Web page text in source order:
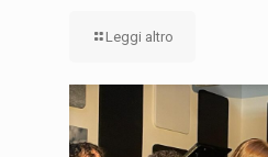
Leggi altro